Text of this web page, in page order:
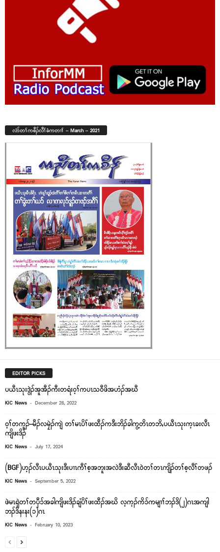
လံာ်တၢ်ကစီၣ်လီၢ်ခံကတၢၢ် – March – 2021
EDITOR PICKS
ပယီၤသုးဒွဲၣ်အူအီၣ်ကီးတရံး၀့ၢ်ကပၤသ၀ီဖိအဟံၣ်အဃီ
KIC News - December 28, 2022
ဝ့ၢ်တကူၣ်–မီၣ်လမၠဲၣ်ကျဲ တၢ်မၤပိၢ်ဖးထီၣ်ကဒီးဘိၣ်ခါကွ့တိၤတဘိႇပယီၤသုးက့ၤခးလီၤ
ကျိဖးဒိၣ်
KIC News - July 17, 2024
(BGF)ဟ့ၣ်လီၤပယီၤသုးဒီးပၢၤကီၢ်စ့အဘူးအလဲဒီးဆီလီၤ၀ဲတၢ်တၤကျိၣ်တၢ်စ့လီၢ်တဖၣ်
KIC News - September 5, 2022
ဖဲမၤရှဲတၢ်တၦီ၁်အခါကျိဖးဒိၣ်ချံပိၢ်ဖးထီၣ်အဃိ လ့က့ၣ်ကိ၁်ကမျၢၢ်ဘၣ်ဒိ(၂)ဂၤအကျါ
ဘၣ်ဒိနးနး(၁)ဂၤ
KIC News - February 10, 2023